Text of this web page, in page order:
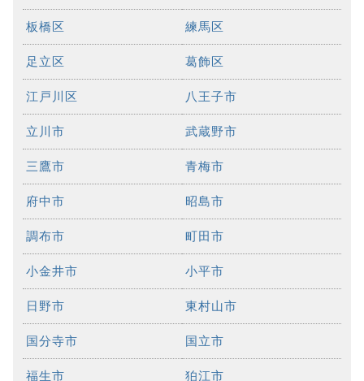
板橋区 練馬区
足立区 葛飾区
江戸川区 八王子市
立川市 武蔵野市
三鷹市 青梅市
府中市 昭島市
調布市 町田市
小金井市 小平市
日野市 東村山市
国分寺市 国立市
福生市 狛江市